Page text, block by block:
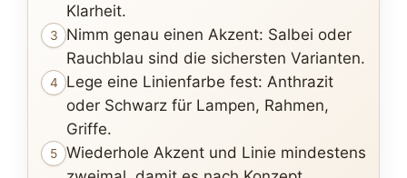
Klarheit.
3
Nimm genau einen Akzent: Salbei oder
Rauchblau sind die sichersten Varianten.
4
Lege eine Linienfarbe fest: Anthrazit
oder Schwarz für Lampen, Rahmen,
Griffe.
5
Wiederhole Akzent und Linie mindestens